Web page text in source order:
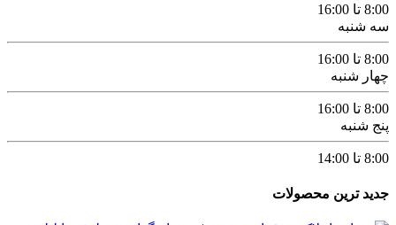
8:00 تا 16:00
سه شنبه
8:00 تا 16:00
چهار شنبه
8:00 تا 16:00
پنج شنبه
8:00 تا 14:00
جدید ترین محصولات